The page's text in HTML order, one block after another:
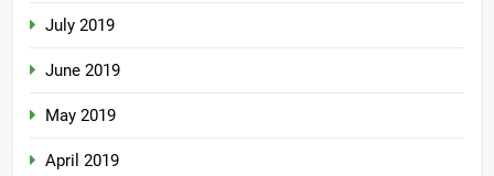
July 2019
June 2019
May 2019
April 2019